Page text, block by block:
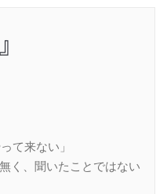
て来ない」
く、聞いたことではない